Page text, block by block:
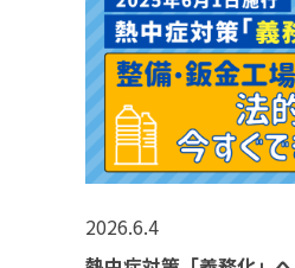
2026.6.4